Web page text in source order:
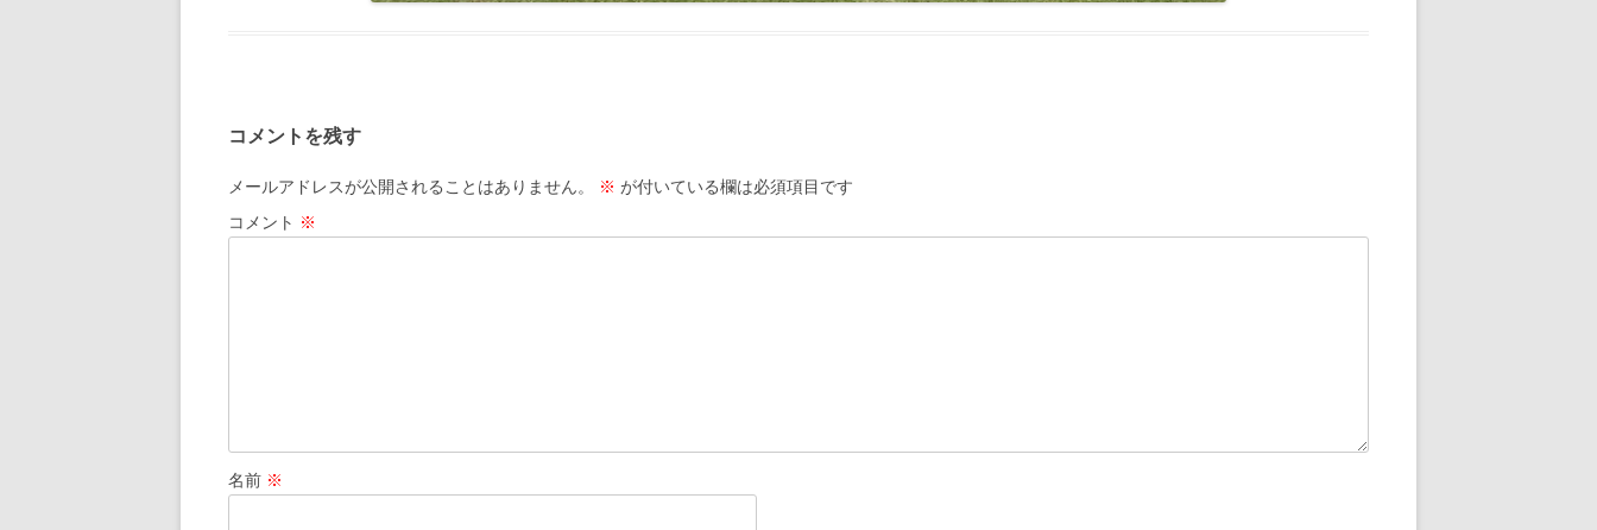
コメントを残す
メールアドレスが公開されることはありません。 ※ が付いている欄は必須項目です
コメント ※
名前 ※